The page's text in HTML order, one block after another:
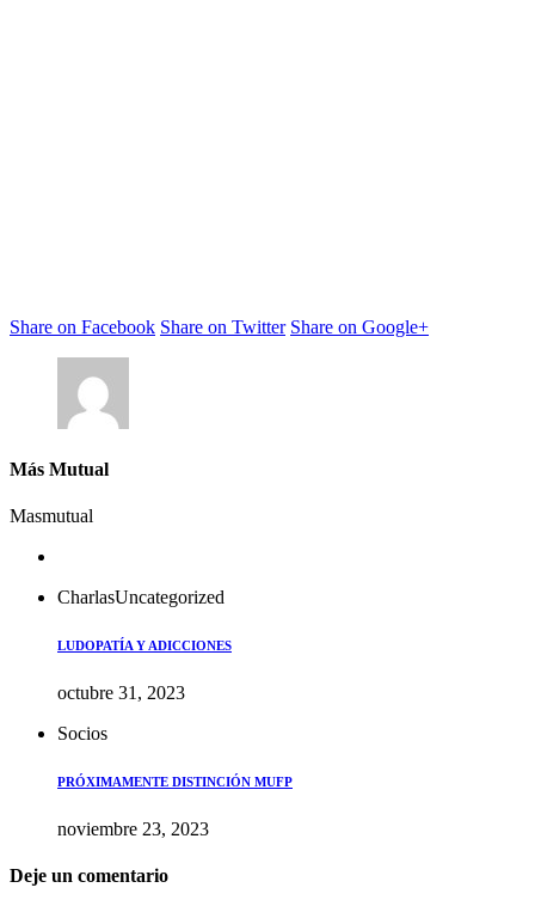
Share on Facebook Share on Twitter Share on Google+
Más Mutual
Masmutual
CharlasUncategorized
LUDOPATÍA Y ADICCIONES
octubre 31, 2023
Socios
PRÓXIMAMENTE DISTINCIÓN MUFP
noviembre 23, 2023
Deje un comentario